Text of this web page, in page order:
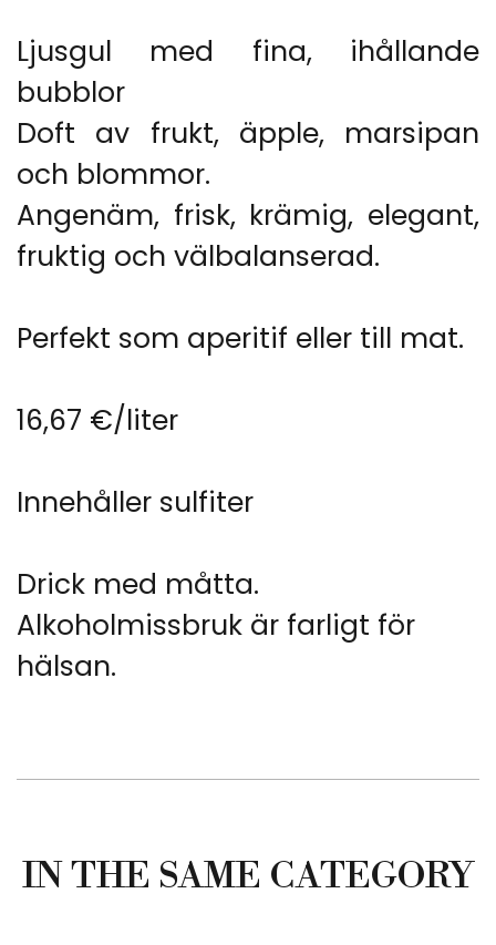
Ljusgul med fina, ihållande
bubblor
Doft av frukt, äpple, marsipan
och blommor.
Angenäm, frisk, krämig, elegant,
fruktig och välbalanserad.
Perfekt som aperitif eller till mat.
16,67 €/liter
Innehåller sulfiter
Drick med måtta.
Alkoholmissbruk är farligt för
hälsan.
IN THE SAME CATEGORY